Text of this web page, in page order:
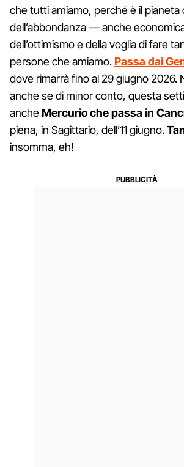
che tutti amiamo, perché è il pianeta
dell’abbondanza — anche
dell’ottimismo e della voglia di fare
persone che amiamo.Passa dai
dove rimarrà fino al 29 giugno 2026.
anche se di minor conto, questa
ancheMercurio che passa in
piena, in Sagittario, dell’11 giugno.
insomma, eh!